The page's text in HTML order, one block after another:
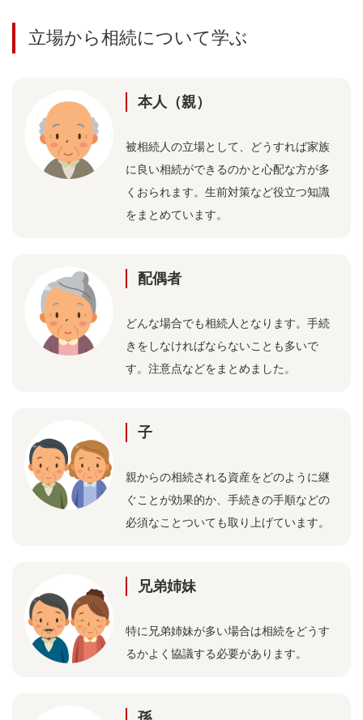
立場から相続について学ぶ
本人（親）
被相続人の立場として、どうすれば家族
に良い相続ができるのかと心配な方が多
くおられます。生前対策など役立つ知識
をまとめています。
配偶者
どんな場合でも相続人となります。手続
きをしなければならないことも多いで
す。注意点などをまとめました。
子
親からの相続される資産をどのように継
ぐことが効果的か、手続きの手順などの
必須なことついても取り上げています。
兄弟姉妹
特に兄弟姉妹が多い場合は相続をどうす
るかよく協議する必要があります。